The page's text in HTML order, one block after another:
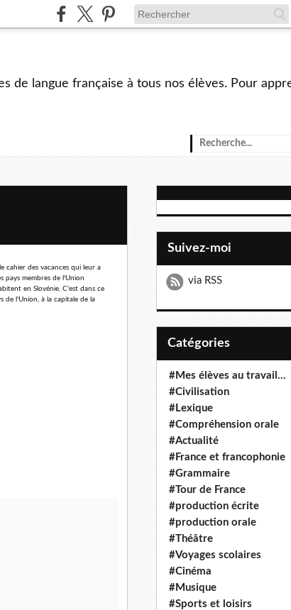
de langue française à tous nos élèves. Pour
cahier des vacances qui leur a
pays membres de l'Union
en Slovénie. C'est dans ce
de l'Union, à la capitale de la
Suivez-moi
via RSS
Catégories
#Mes élèves au travail...
#Civilisation
#Lexique
#Compréhension orale
#Actualité
#France et francophonie
#Grammaire
#Tour de France
#production écrite
#production orale
#Théâtre
#Voyages scolaires
#Cinéma
#Musique
#Sports et loisirs